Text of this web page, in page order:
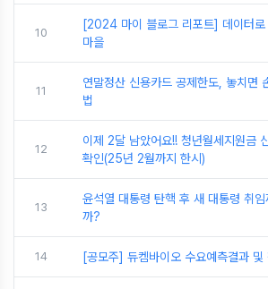
10
[2024 마이 블로그 리포트] 데이터로
마을
11
연말정산 신용카드 공제한도, 놓치면
법
12
이제 2달 남았어요!! 청년월세지원금
확인(25년 2월까지 한시)
13
윤석열 대통령 탄핵 후 새 대통령 취
까?
14 [공모주] 듀켐바이오 수요예측결과 및